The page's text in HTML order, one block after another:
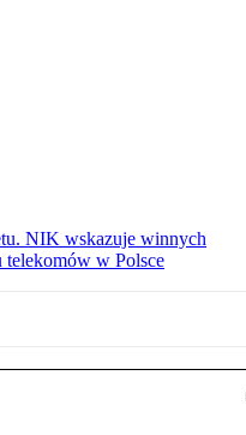
NIK wskazuje winnych
w Polsce